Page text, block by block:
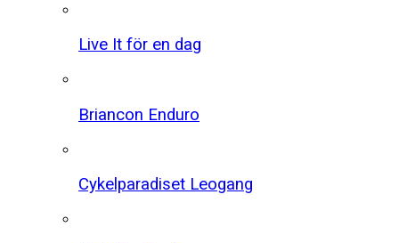
Live It för en dag
Briancon Enduro
Cykelparadiset Leogang